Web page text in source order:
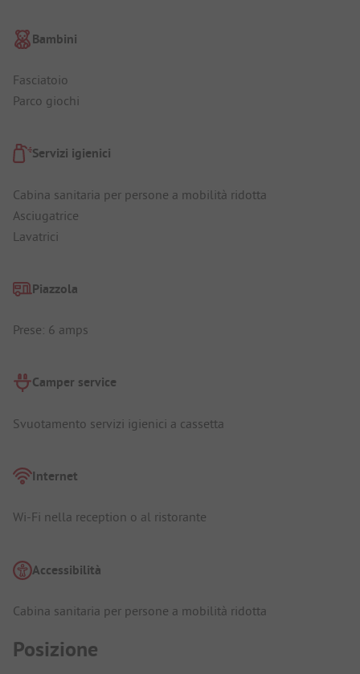
Bambini
Fasciatoio
Parco giochi
Servizi igienici
Cabina sanitaria per persone a mobilità ridotta
Asciugatrice
Lavatrici
Piazzola
Prese: 6 amps
Camper service
Svuotamento servizi igienici a cassetta
Internet
Wi-Fi nella reception o al ristorante
Accessibilità
Cabina sanitaria per persone a mobilità ridotta
Posizione